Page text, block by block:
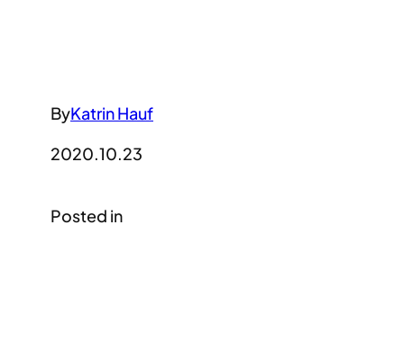
ByKatrin Hauf
2020.10.23
Posted in